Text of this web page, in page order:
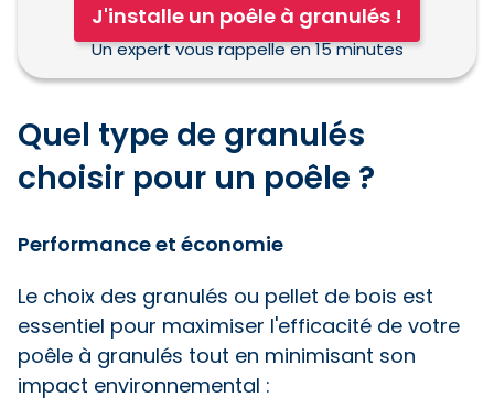
J'installe un poêle à granulés !
Un expert vous rappelle en 15 minutes
Quel type de granulés
choisir pour un poêle ?
Performance et économie
Le choix des granulés ou pellet de bois est
essentiel pour maximiser l'efficacité de votre
poêle à granulés tout en minimisant son
impact environnemental :